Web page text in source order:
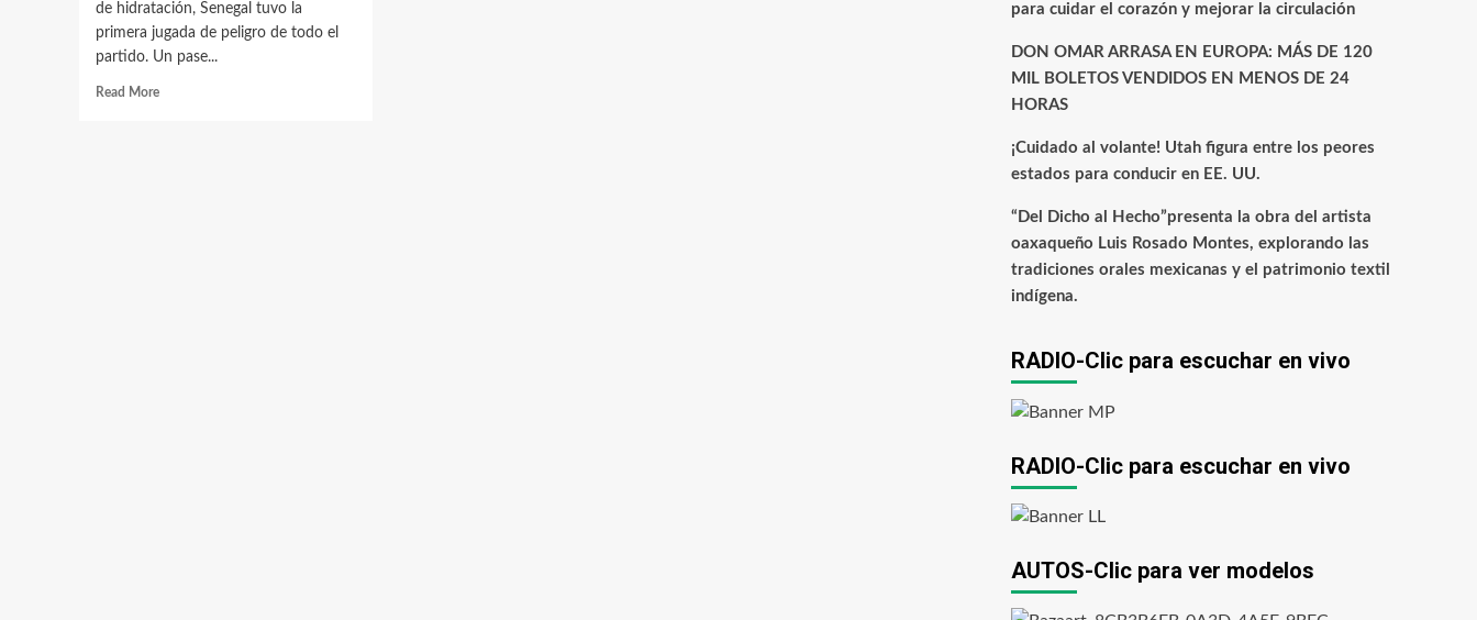
de hidratación, Senegal tuvo la
primera jugada de peligro de todo el
partido. Un pase...
Read MoreRead
para cuidar el corazón y mejorar la circulación
DON OMAR ARRASA EN EUROPA: MÁS DE 120
MIL BOLETOS VENDIDOS EN MENOS DE 24
HORAS
¡Cuidado al volante! Utah figura entre los peores
estados para conducir en EE. UU.
“Del Dicho al Hecho”presenta la obra del artista
oaxaqueño Luis Rosado Montes, explorando las
tradiciones orales mexicanas y el patrimonio textil
indígena.
RADIO-Clic para escuchar en vivo
RADIO-Clic para escuchar en vivo
AUTOS-Clic para ver modelos